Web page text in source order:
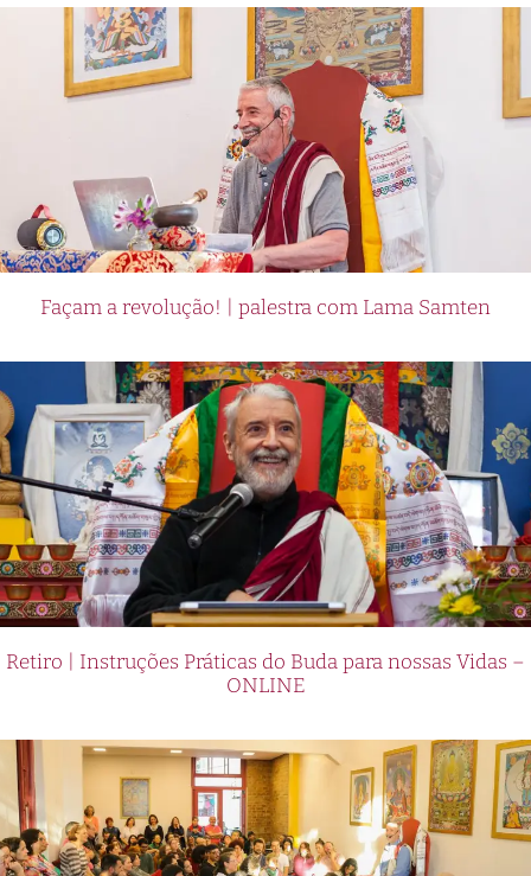
Façam a revolução! | palestra com Lama Samten
Retiro | Instruções Práticas do Buda para nossas Vidas –
ONLINE